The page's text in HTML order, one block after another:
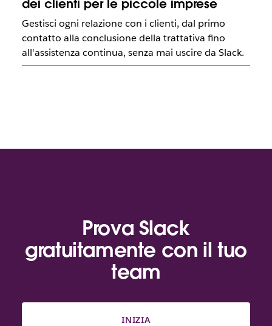
dei clienti per le piccole imprese
Gestisci ogni relazione con i clienti, dal primo
contatto alla conclusione della trattativa fino
all'assistenza continua, senza mai uscire da Slack.
Prova Slack
gratuitamente con il tuo
team
INIZIA